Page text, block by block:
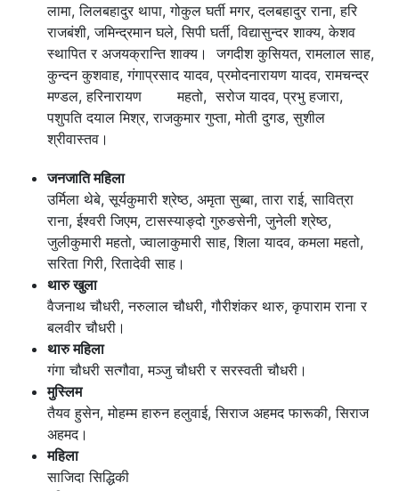
लामा, लिलबहादुर थापा, गोकुल घर्ती मगर, दलबहादुर राना, हरि
राजबंशी, जमिन्द्रमान घले, सिपी घर्ती, विद्यासुन्दर शाक्य, केशव
स्थापित र अजयक्रान्ति शाक्य। जगदीश कुसियत, रामलाल साह,
कुन्दन कुशवाह, गंगाप्रसाद यादव, प्रमोदनारायण यादव, रामचन्द्र
मण्डल, हरिनारायण महतो, सरोज यादव, प्रभु हजारा,
पशुपति दयाल मिश्र, राजकुमार गुप्ता, मोती दुगड, सुशील
श्रीवास्तव।
जनजाति महिला
उर्मिला थेबे, सूर्यकुमारी श्रेष्ठ, अमृता सुब्बा, तारा राई, सावित्रा
राना, ईश्वरी जिएम, टासस्याङ्दो गुरुङसेनी, जुनेली श्रेष्ठ,
जुलीकुमारी महतो, ज्वालाकुमारी साह, शिला यादव, कमला महतो,
सरिता गिरी, रितादेवी साह।
थारु खुला
वैजनाथ चौधरी, नरुलाल चौधरी, गौरीशंकर थारु, कृपाराम राना र
बलवीर चौधरी।
थारु महिला
गंगा चौधरी सत्गौवा, मञ्जु चौधरी र सरस्वती चौधरी।
मुस्लिम
तैयव हुसेन, मोहम्म हारुन हलुवाई, सिराज अहमद फारूकी, सिराज
अहमद।
महिला
साजिदा सिद्धिकी